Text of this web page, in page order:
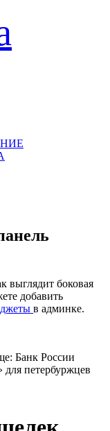
выглядит боковая
добавить
в админке.
Банк России
петербуржцев